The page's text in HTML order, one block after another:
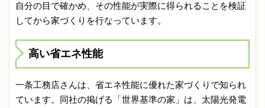
自分の目で確かめ、その性能が実際に得られることを検証
してから家づくりを行なっています。
高い省エネ性能
一条工務店さんは、省エネ性能に優れた家づくりで知られ
ています。同社の掲げる「世界基準の家」は、太陽光発電